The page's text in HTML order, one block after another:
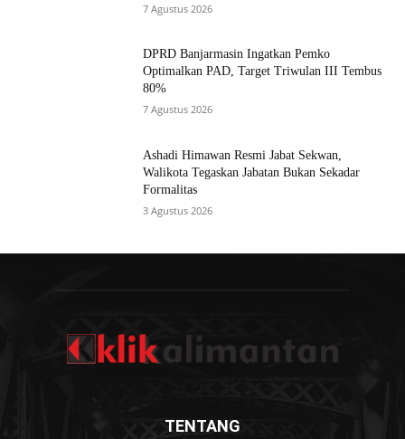
7 Agustus 2026
DPRD Banjarmasin Ingatkan Pemko
Optimalkan PAD, Target Triwulan III Tembus
80%
7 Agustus 2026
Ashadi Himawan Resmi Jabat Sekwan,
Walikota Tegaskan Jabatan Bukan Sekadar
Formalitas
3 Agustus 2026
TENTANG